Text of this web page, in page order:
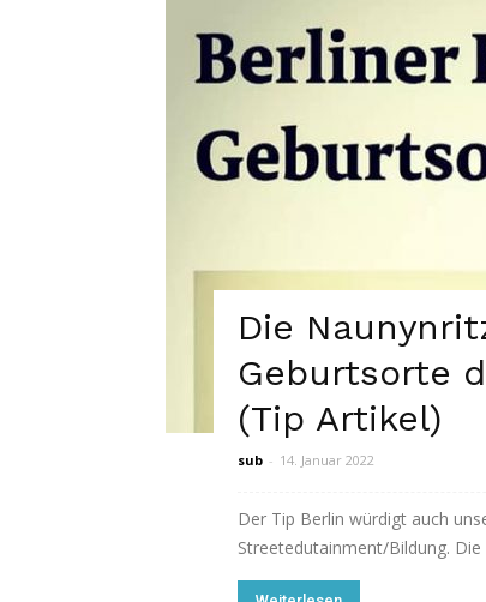
Die
Geburtsorte
(Tip Artikel)
sub - 14. Januar 2022
Der Tip Berlin würdigt auch
Streetedutainment/Bildung.